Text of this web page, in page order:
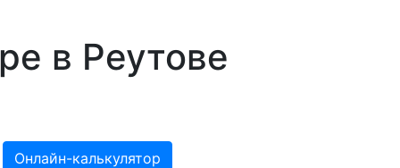
в Реутове
Онлайн-калькулятор